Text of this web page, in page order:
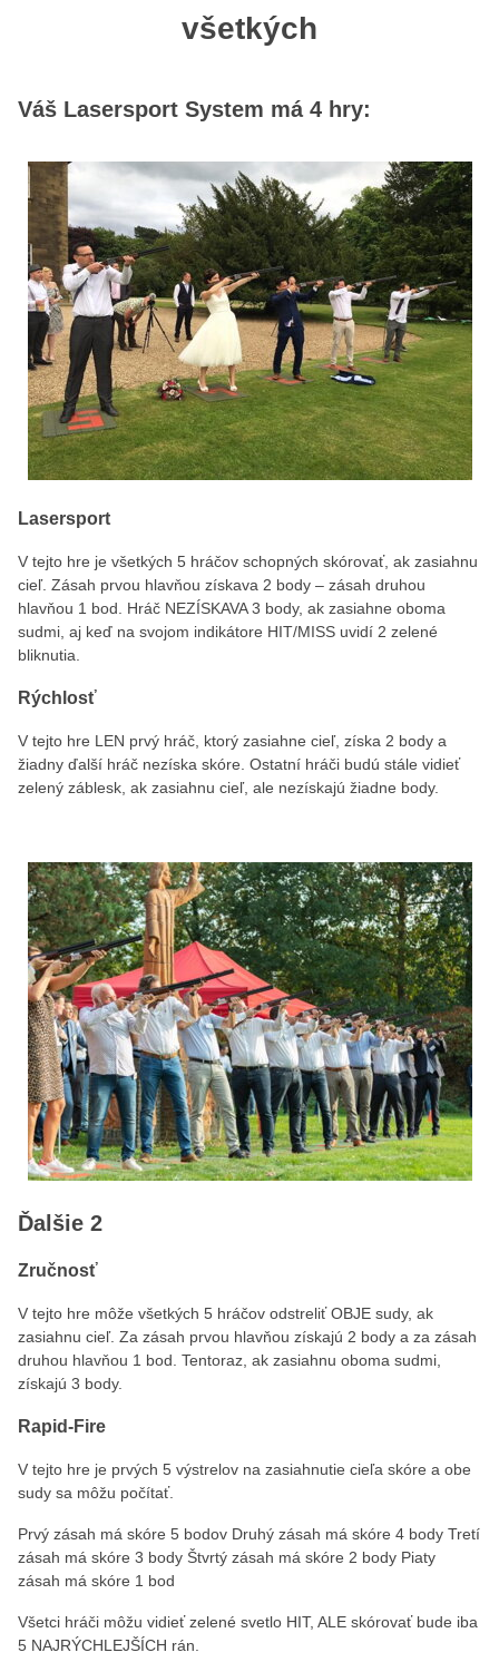
všetkých
Váš Lasersport System má 4 hry:
Lasersport
V tejto hre je všetkých 5 hráčov schopných skórovať, ak zasiahnu
cieľ. Zásah prvou hlavňou získava 2 body – zásah druhou
hlavňou 1 bod. Hráč NEZÍSKAVA 3 body, ak zasiahne oboma
sudmi, aj keď na svojom indikátore HIT/MISS uvidí 2 zelené
bliknutia.
Rýchlosť
V tejto hre LEN prvý hráč, ktorý zasiahne cieľ, získa 2 body a
žiadny ďalší hráč nezíska skóre. Ostatní hráči budú stále vidieť
zelený záblesk, ak zasiahnu cieľ, ale nezískajú žiadne body.
Ďalšie 2
Zručnosť
V tejto hre môže všetkých 5 hráčov odstreliť OBJE sudy, ak
zasiahnu cieľ. Za zásah prvou hlavňou získajú 2 body a za zásah
druhou hlavňou 1 bod. Tentoraz, ak zasiahnu oboma sudmi,
získajú 3 body.
Rapid-Fire
V tejto hre je prvých 5 výstrelov na zasiahnutie cieľa skóre a obe
sudy sa môžu počítať.
Prvý zásah má skóre 5 bodov Druhý zásah má skóre 4 body Tretí
zásah má skóre 3 body Štvrtý zásah má skóre 2 body Piaty
zásah má skóre 1 bod
Všetci hráči môžu vidieť zelené svetlo HIT, ALE skórovať bude iba
5 NAJRÝCHLEJŠÍCH rán.